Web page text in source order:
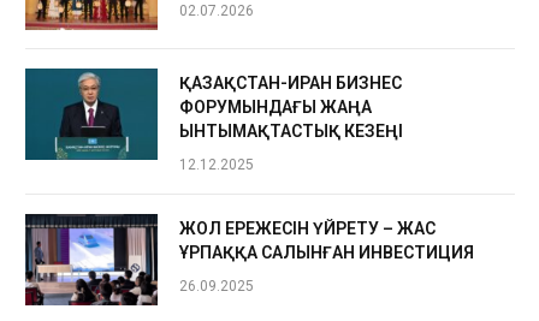
02.07.2026
ҚАЗАҚСТАН-ИРАН БИЗНЕС
ФОРУМЫНДАҒЫ ЖАҢА
ЫНТЫМАҚТАСТЫҚ КЕЗЕҢІ
12.12.2025
ЖОЛ ЕРЕЖЕСІН ҮЙРЕТУ – ЖАС
ҰРПАҚҚА САЛЫНҒАН ИНВЕСТИЦИЯ
26.09.2025